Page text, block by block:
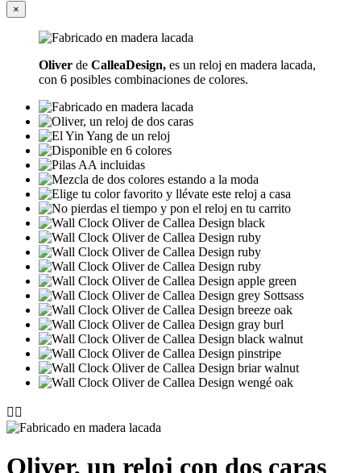
×
Oliver de CalleaDesign, es un reloj en madera lacada,
con 6 posibles combinaciones de colores.
 
Oliver, un reloj con dos caras